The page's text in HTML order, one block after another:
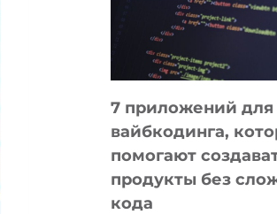
7 приложений для
вайбкодинга,
помогают
продукты без
кода